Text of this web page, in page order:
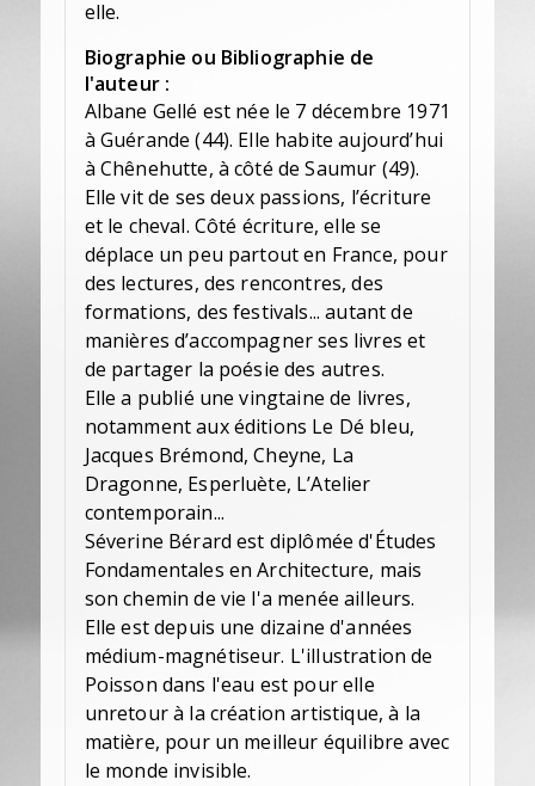
elle.
Biographie ou Bibliographie de
l'auteur :
Albane Gellé est née le 7 décembre 1971
à Guérande (44). Elle habite aujourd’hui
à Chênehutte, à côté de Saumur (49).
Elle vit de ses deux passions, l’écriture
et le cheval. Côté écriture, elle se
déplace un peu partout en France, pour
des lectures, des rencontres, des
formations, des festivals... autant de
manières d’accompagner ses livres et
de partager la poésie des autres.
Elle a publié une vingtaine de livres,
notamment aux éditions Le Dé bleu,
Jacques Brémond, Cheyne, La
Dragonne, Esperluète, L’Atelier
contemporain...
Séverine Bérard est diplômée d'Études
Fondamentales en Architecture, mais
son chemin de vie l'a menée ailleurs.
Elle est depuis une dizaine d'années
médium-magnétiseur. L'illustration de
Poisson dans l'eau est pour elle
unretour à la création artistique, à la
matière, pour un meilleur équilibre avec
le monde invisible.